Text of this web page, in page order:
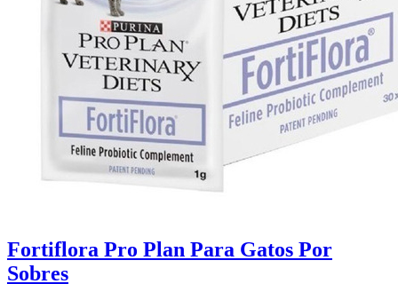
Fortiflora Pro Plan Para Gatos Por
Sobres